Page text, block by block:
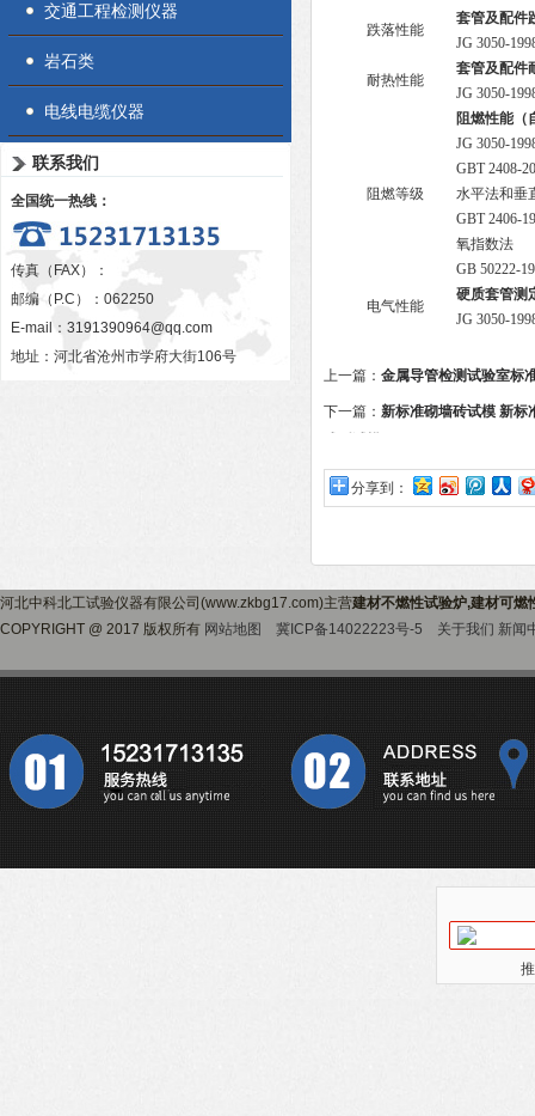
交通工程检测仪器
岩石类
电线电缆仪器
联系我们
全国统一热线：
传真（FAX）：
邮编（P.C）：062250
E-mail： 3191390964@qq.com
地址：河北省沧州市学府大街106号
跌落性能
套管及配件
JG 3050-
耐热性能
套管及配件
JG 3050-
阻燃等级
阻燃性能（
JG 3050-
GBT 2408-
水平法和垂
GBT 2406-
氧指数法
GB 50222-
电气性能
硬质套管测
JG 3050-
上一篇： 金属导管检测试验室标
下一篇： 新标准砌墙砖试模 新标
分享到：
河北中科北工试验仪器有限公司(www.zkbg17.com)主营建材不燃性试验炉,建材可燃
COPYRIGHT @ 2017 版权所有 网站地图 冀ICP备14022223号-5 关于我们 新闻